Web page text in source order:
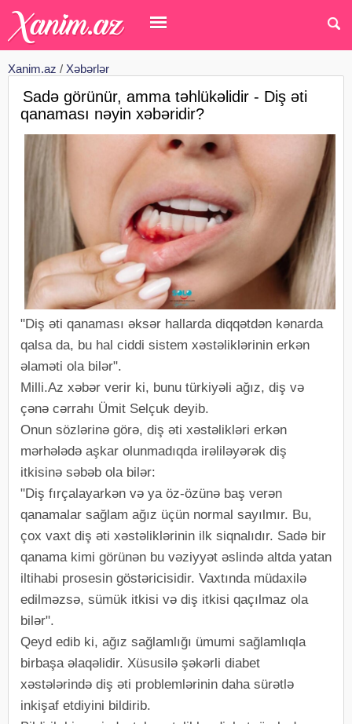
Xanim.az / Xəbərlər
Sadə görünür, amma təhlükəlidir - Diş əti
qanaması nəyin xəbəridir?
"Diş əti qanaması əksər hallarda diqqətdən kənarda
qalsa da, bu hal ciddi sistem xəstəliklərinin erkən
əlaməti ola bilər".
Milli.Az xəbər verir ki, bunu türkiyəli ağız, diş və
çənə cərrahı Ümit Selçuk deyib.
Onun sözlərinə görə, diş əti xəstəlikləri erkən
mərhələdə aşkar olunmadıqda irəliləyərək diş
itkisinə səbəb ola bilər:
"Diş fırçalayarkən və ya öz-özünə baş verən
qanamalar sağlam ağız üçün normal sayılmır. Bu,
çox vaxt diş əti xəstəliklərinin ilk siqnalıdır. Sadə bir
qanama kimi görünən bu vəziyyət əslində altda yatan
iltihabi prosesin göstəricisidir. Vaxtında müdaxilə
edilməzsə, sümük itkisi və diş itkisi qaçılmaz ola
bilər".
Qeyd edib ki, ağız sağlamlığı ümumi sağlamlıqla
birbaşa əlaqəlidir. Xüsusilə şəkərli diabet
xəstələrində diş əti problemlərinin daha sürətlə
inkişaf etdiyini bildirib.